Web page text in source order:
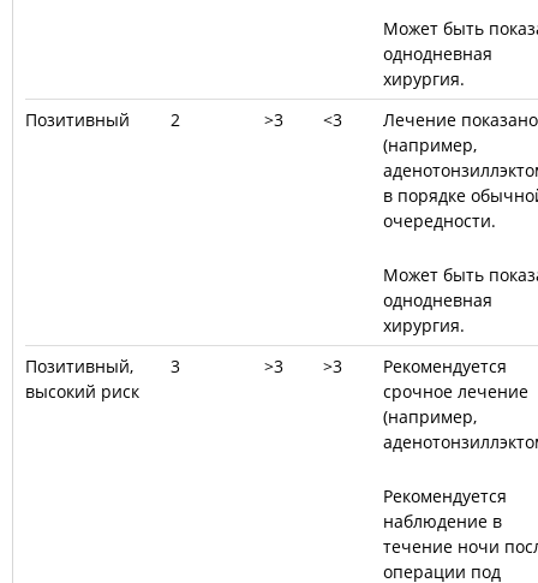
Может быть
однодневная
хирургия.
Позитивный
2 >3 <3
Лечение показано
(например,
в порядке
очередности.
Может быть
однодневная
хирургия.
Позитивный,
высокий риск
3 >3 >3
Рекомендуется
срочное лечение
(например,
аденотонзиллэкто
Рекомендуется
наблюдение в
течение ночи
операции под